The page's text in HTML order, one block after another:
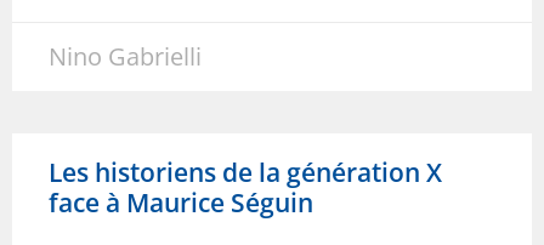
Nino Gabrielli
Les historiens de la génération X
face à Maurice Séguin